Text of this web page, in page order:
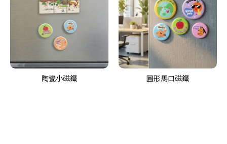
陶瓷小磁鐵 圓形馬口磁鐵